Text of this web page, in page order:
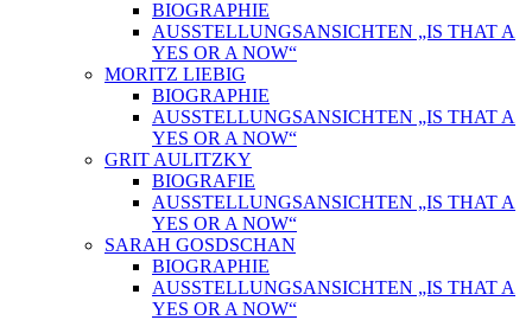
BIOGRAPHIE
AUSSTELLUNGSANSICHTEN „IS THAT A
YES OR A NOW“
MORITZ LIEBIG
BIOGRAPHIE
AUSSTELLUNGSANSICHTEN „IS THAT A
YES OR A NOW“
GRIT AULITZKY
BIOGRAFIE
AUSSTELLUNGSANSICHTEN „IS THAT A
YES OR A NOW“
SARAH GOSDSCHAN
BIOGRAPHIE
AUSSTELLUNGSANSICHTEN „IS THAT A
YES OR A NOW“